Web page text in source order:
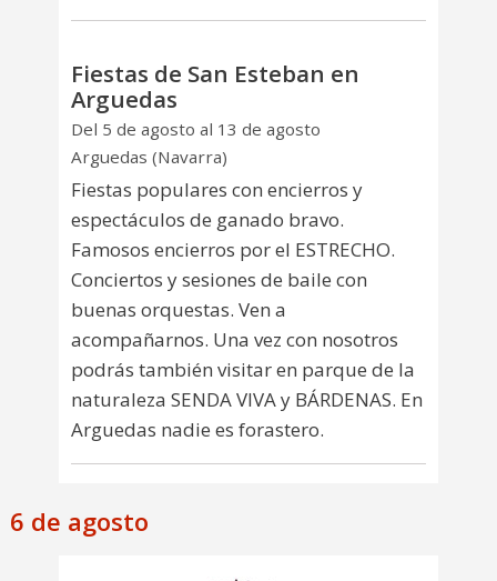
Fiestas de San Esteban en
Arguedas
Del 5 de agosto al 13 de agosto
Arguedas (Navarra)
Fiestas populares con encierros y
espectáculos de ganado bravo.
Famosos encierros por el ESTRECHO.
Conciertos y sesiones de baile con
buenas orquestas. Ven a
acompañarnos. Una vez con nosotros
podrás también visitar en parque de la
naturaleza SENDA VIVA y BÁRDENAS. En
Arguedas nadie es forastero.
6 de agosto